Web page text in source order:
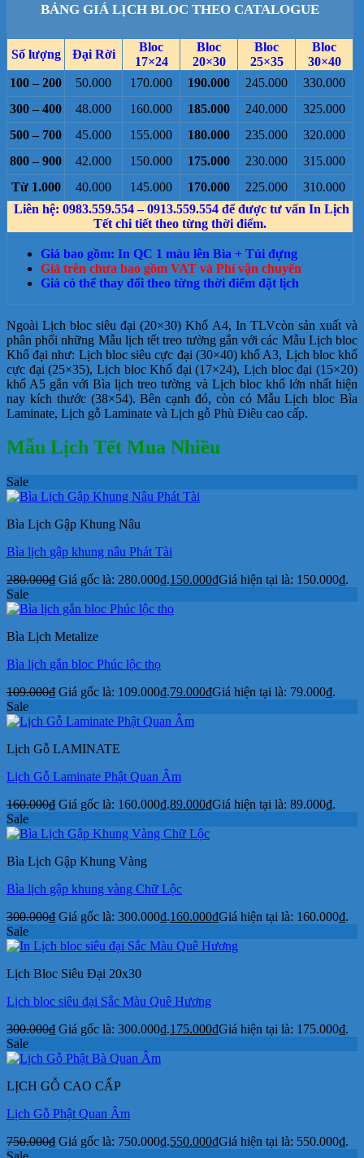
BẢNG GIÁ LỊCH BLOC THEO CATALOGUE
Số lượng Đại Rời
Bloc
17×24
Bloc
20×30
Bloc
25×35
Bloc
30×40
100 – 200
50.000 170.000 190.000 245.000
330.000
300 – 400
48.000 160.000 185.000 240.000
325.000
500 – 700
45.000 155.000 180.000 235.000
320.000
800 – 900
42.000 150.000 175.000 230.000
315.000
Từ 1.000
40.000 145.000 170.000 225.000
310.000
Liên hệ: 0983.559.554 – 0913.559.554 để được tư vấn In Lịch
Tết chi tiết theo từng thời điểm.
Giá bao gồm: In QC 1 màu lên Bìa + Túi đựng
Giá trên chưa bao gồm VAT và Phí vận chuyển
Giá có thể thay đổi theo từng thời điểm đặt lịch
Ngoài Lịch bloc siêu đại (20×30) Khổ A4, In TLVcòn sản xuất và
phân phối những Mẫu lịch tết treo tường gắn với các Mẫu Lịch bloc
Khổ đại như: Lịch bloc siêu cực đại (30×40) khổ A3, Lịch bloc khổ
cực đại (25×35), Lịch bloc Khổ đại (17×24), Lịch bloc đại (15×20)
khổ A5 gắn với Bìa lịch treo tường và Lịch bloc khổ lớn nhất hiện
nay kích thước (38×54). Bên cạnh đó, còn có Mẫu Lịch bloc Bìa
Laminate, Lịch gỗ Laminate và Lịch gỗ Phù Điêu cao cấp.
Mẫu Lịch Tết Mua Nhiều
Sale
Bìa Lịch Gập Khung Nâu
Bìa lịch gập khung nâu Phát Tài
280.000₫ Giá gốc là: 280.000₫.150.000₫Giá hiện tại là: 150.000₫.
Sale
Bìa Lịch Metalize
Bìa lịch gắn bloc Phúc lộc thọ
109.000₫ Giá gốc là: 109.000₫.79.000₫Giá hiện tại là: 79.000₫.
Sale
Lịch Gỗ LAMINATE
Lịch Gỗ Laminate Phật Quan Âm
160.000₫ Giá gốc là: 160.000₫.89.000₫Giá hiện tại là: 89.000₫.
Sale
Bìa Lịch Gập Khung Vàng
Bìa lịch gập khung vàng Chữ Lộc
300.000₫ Giá gốc là: 300.000₫.160.000₫Giá hiện tại là: 160.000₫.
Sale
Lịch Bloc Siêu Đại 20x30
Lịch bloc siêu đại Sắc Màu Quê Hương
300.000₫ Giá gốc là: 300.000₫.175.000₫Giá hiện tại là: 175.000₫.
Sale
LỊCH GỖ CAO CẤP
Lịch Gỗ Phật Quan Âm
750.000₫ Giá gốc là: 750.000₫.550.000₫Giá hiện tại là: 550.000₫.